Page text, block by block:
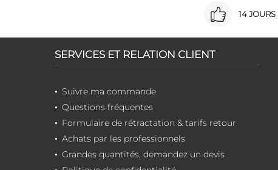
14
SERVICES ET RELATION CLIENT
Suivre ma commande
Questions fréquentes
Formulaire de rétractation & tarifs retour
Achats par les professionnels
Grandes quantités, demandez un devis